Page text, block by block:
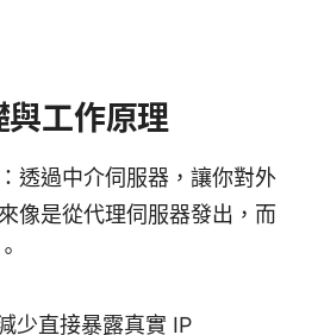
工作原理
透過中介伺服器，讓你對外
像是從代理伺服器發出，而
少直接暴露真實 IP